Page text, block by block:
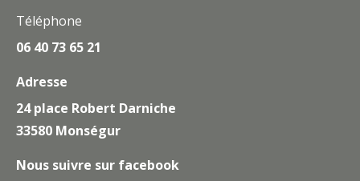
Téléphone
06 40 73 65 21
Adresse
24 place Robert Darniche
33580 Monségur
Nous suivre sur facebook